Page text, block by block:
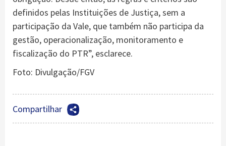
definidos pelas Instituições de Justiça, sem a
participação da Vale, que também não participa da
gestão, operacionalização, monitoramento e
fiscalização do PTR”, esclarece.
Foto: Divulgação/FGV
Compartilhar